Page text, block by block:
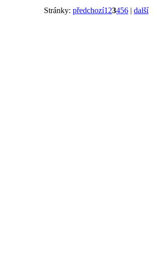
Stránky: předchozí1 23456 | další